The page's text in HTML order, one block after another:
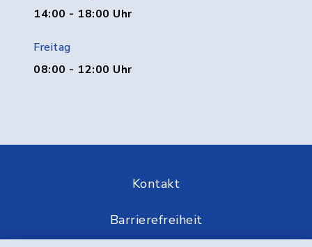
14:00 - 18:00 Uhr
Freitag
08:00 - 12:00 Uhr
Kontakt
Barrierefreiheit